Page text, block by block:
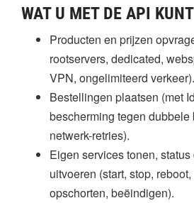
WAT U MET DE API
Producten en prijzen
rootservers, dedicated,
VPN, ongelimiteerd verkeer).
Bestellingen plaatsen (met
bescherming tegen
netwerk-retries).
Eigen services tonen,
uitvoeren (start, stop,
opschorten, beëindigen).